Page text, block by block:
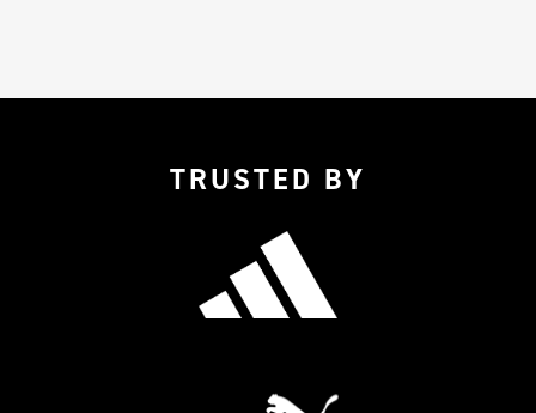
TRUSTED BY